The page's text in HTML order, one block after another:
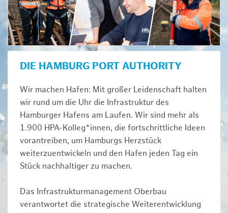
DIE HAMBURG PORT AUTHORITY
Wir machen Hafen: Mit großer Leidenschaft halten
wir rund um die Uhr die Infrastruktur des
Hamburger Hafens am Laufen. Wir sind mehr als
1.900 HPA-Kolleg*innen, die fortschrittliche Ideen
vorantreiben, um Hamburgs Herzstück
weiterzuentwickeln und den Hafen jeden Tag ein
Stück nachhaltiger zu machen.
Das Infrastrukturmanagement Oberbau
verantwortet die strategische Weiterentwicklung